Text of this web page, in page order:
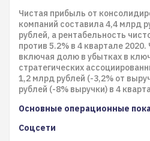
Чистая прибыль от
компаний составила 4,4 млрд
рублей, а рентабельность
против 5.2% в 4 квартале
включая долю в убытках в
стратегических
1,2 млрд рублей (-3,2% от
рублей (-8% выручки) в 4
Основные операционные
Соцсети